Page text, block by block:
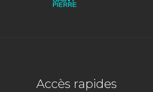
Accès rapides